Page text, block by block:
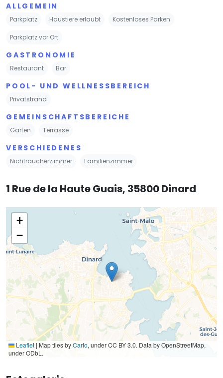
ALLGEMEIN
Parkplatz Haustiere erlaubt Kostenloses Parken
Parkplatz vor Ort
GASTRONOMIE
Restaurant Bar
POOL- UND WELLNESSBEREICH
Privatstrand
GEMEINSCHAFTSBEREICHE
Garten Terrasse
VERSCHIEDENES
Nichtraucherzimmer Familienzimmer
1 Rue de la Haute Guais, 35800 Dinard
+
−
Leaflet | Map tiles byCarto, under CC BY 3.0. Data by OpenStreetMap,
under ODbL.